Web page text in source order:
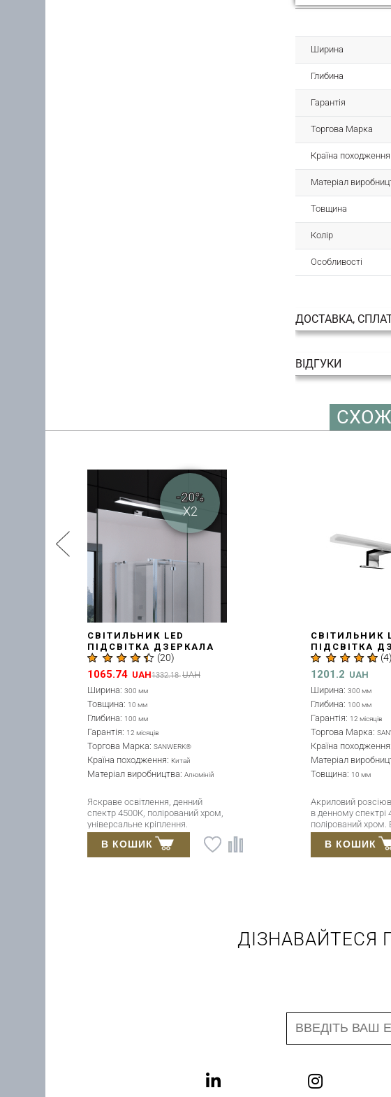
Ширина
Глибина
Гарантія
Торгова Марка
Країна походження
Матеріал
Товщина
Колір
Особливості
ДОСТАВКА,
ВІДГУКИ
-20%
X2
СВІТИЛЬНИК LED
ПІДСВІТКА ДЗЕРКАЛА
30 СМ, ХРОМ
(LV0000100)
(20)
UAH1332.18 UAH
300 мм
10 мм
100 мм
12 місяців
Торгова Марка:SANWERK®
Країна походження:Китай
Матеріал виробництва:Алюміній
Яскраве освітлення, денний
спектр 4500К, полірований хром,
універсальне кріплення.
Волостійкість IP44.
В КОШИК
СВІТИЛЬНИК LED
ПІДСВІТКА ДЗЕРКАЛА
AC 30 СМ, АКРИЛ
(LV0000109)
(4 )
UAH
300 мм
100 мм
12 місяців
Торгова Марка:SANWERK®
Країна походження:Китай
Матеріал виробництва:Алюміній
10 мм
Акриловий розсіювач
в денному спектрі 4500К,
полірований хром.
IP44, універсальне кріплення.
В КОШИК
ДІЗНАВАЙТЕСЯ